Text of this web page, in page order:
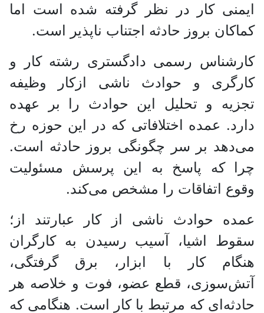
ایمنی کار در نظر گرفته شده است اما
کماکان بروز حادثه اجتناب ناپذیر است.
کارشناس رسمی دادگستری رشته کار و
کارگری و حوادث ناشی ازکار وظیفه
تجزیه و تحلیل این حوادث را بر عهده
دارد. عمده اختلافاتی که در این حوزه رخ
می‌دهد بر سر چگونگی بروز حادثه است.
چرا که پاسخ به این پرسش مسئولیت
وقوع اتفاقات را مشخص می‌کند.
عمده حوادث ناشی از کار عبارتند از؛
سقوط اشیا، آسیب رسیدن به کارگران
هنگام کار با ابزار، برق گرفتگی،
آتش‌سوزی، قطع عضو، فوت و خلاصه هر
حادثه‌ای که مرتبط با کار است. هنگامی که